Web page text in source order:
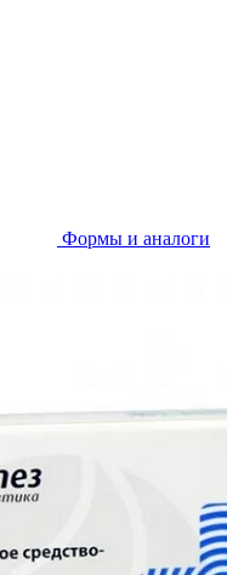
Формы и аналоги